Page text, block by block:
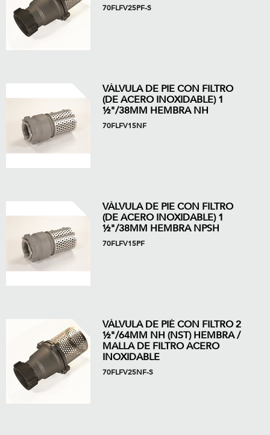
70FLFV25PF-S
VÁLVULA DE PIE CON FILTRO
(DE ACERO INOXIDABLE) 1
½"/38MM HEMBRA NH
70FLFV15NF
VÁLVULA DE PIE CON FILTRO
(DE ACERO INOXIDABLE) 1
½"/38MM HEMBRA NPSH
70FLFV15PF
VÁLVULA DE PIÉ CON FILTRO 2
½"/64MM NH (NST) HEMBRA /
MALLA DE FILTRO ACERO
INOXIDABLE
70FLFV25NF-S